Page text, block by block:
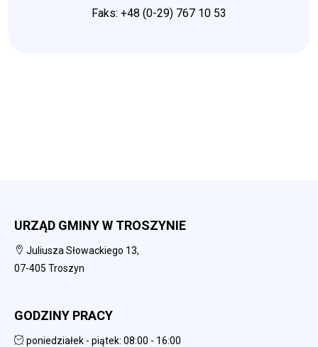
Faks: +48 (0-29) 767 10 53
URZĄD GMINY W TROSZYNIE
Juliusza Słowackiego 13,
07-405 Troszyn
GODZINY PRACY
poniedziałek - piątek: 08:00 - 16:00